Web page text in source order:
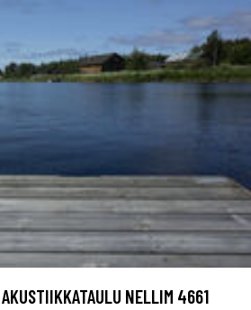
NELLIM 4661